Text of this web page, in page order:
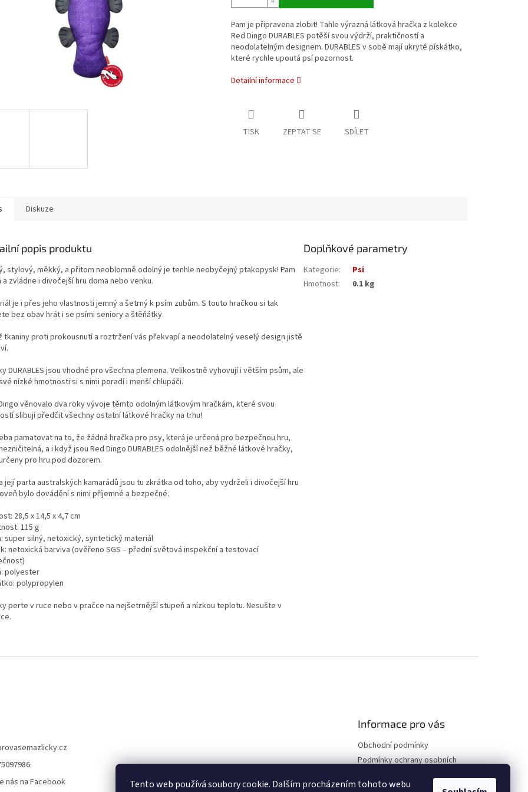
Tento web používá soubory cookie. Dalším procházením tohoto webu
Pam je připravena zlobit! Tahle výrazná látková hračka z kolekce
Red Dingo DURABLES potěší svou výdrží, praktičností a
neodolatelným designem. DURABLES v sobě mají ukryté pískátko,
které rychle upoutá psí pozornost.
Detailní informace
TISK ZEPTAT SE SDÍLET
Diskuze
popis produktu
stylový, měkký, a přitom neoblomně odolný je tenhle neobyčejný ptakopysk! Pam
a zvládne i divočejší hru doma nebo venku.
je i přes jeho vlastnosti jemný a šetrný k psím zubům. S touto hračkou si tak
bez obav hrát i se psími seniory a štěňátky.
tkaniny proti prokousnutí a roztržení vás překvapí a neodolatelný veselý design jistě
DURABLES jsou vhodné pro všechna plemena. Velikostně vyhovují i větším psům, ale
nízké hmotnosti si s nimi poradí i menší chlupáči.
věnovalo dva roky vývoje těmto odolným látkovým hračkám, které svou
slibují předčit všechny ostatní látkové hračky na trhu!
pamatovat na to, že žádná hračka pro psy, která je určená pro bezpečnou hru,
a i když jsou Red Dingo DURABLES odolnější než běžné látkové hračky,
pro hru pod dozorem.
její parta australských kamarádů jsou tu zkrátka od toho, aby vydrželi i divočejší hru
bylo dovádění s nimi příjemné a bezpečné.
28,5 x 14,5 x 4,7 cm
115 g
super silný, netoxický, syntetický materiál
netoxická barviva (ověřeno SGS – přední světová inspekční a testovací
polyester
polypropylen
perte v ruce nebo v pračce na nejšetrnější stupeň a nízkou teplotu. Nesušte v
Doplňkové parametry
Kategorie:
Psi
Hmotnost: 0.1 kg
nás na Facebook
Informace pro vás
Obchodní podmínky
Podmínky ochrany osobních